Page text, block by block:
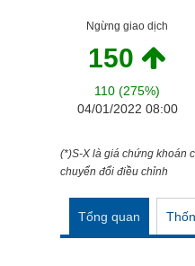
Ngừng giao dịch
150
110 (275%)
04/01/2022 08:00
(*)S-X là giá chứng khoán
chuyển đổi điều chỉnh
Tổng quan
KINH TẾ
THẾ GIỚI
ĐÔNG DƯƠNG
PHÂN TÍCH
VS-SECTOR